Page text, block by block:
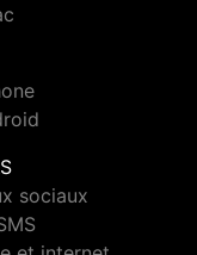
sociaux